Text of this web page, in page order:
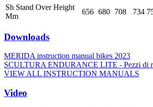
Sh Stand Over Height
Mm
656 680 708 734
Downloads
MERIDA instruction manual bikes 2023
SCULTURA ENDURANCE LITE - Pezzi di
VIEW ALL INSTRUCTION MANUALS
Video